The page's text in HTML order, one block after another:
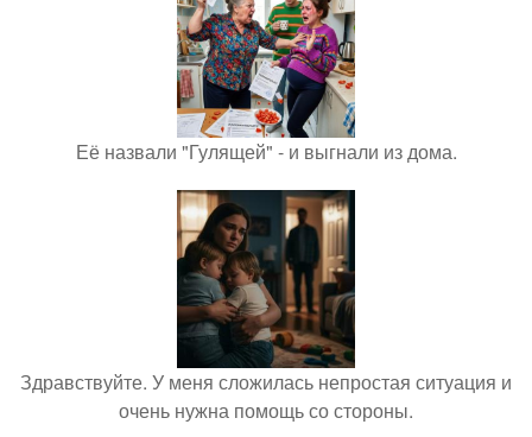
Её назвали "Гулящей" - и выгнали из дома.
Здравствуйте. У меня сложилась непростая ситуация и
очень нужна помощь со стороны.